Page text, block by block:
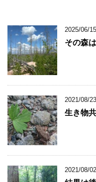
2025/06/15
その森
2021/08/23
生き物
2021/08/02